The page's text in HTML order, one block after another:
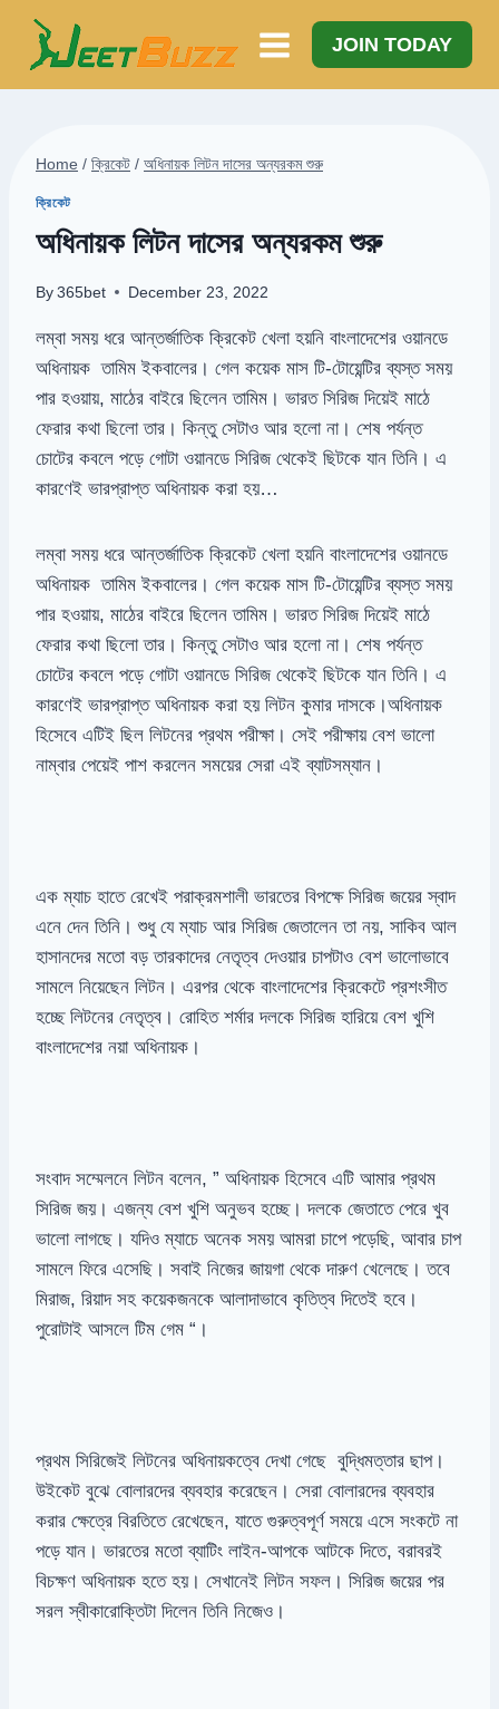
Skip
content
JOIN TODAY
Home / ক্রিকেট / অধিনায়ক লিটন দাসের অন্যরকম শুরু
ক্রিকেট
অধিনায়ক লিটন দাসের অন্যরকম শুরু
By 365bet December 23, 2022
লম্বা সময় ধরে আন্তর্জাতিক ক্রিকেট খেলা হয়নি বাংলাদেশের ওয়ানডে
অধিনায়ক তামিম ইকবালের। গেল কয়েক মাস টি-টোয়েন্টির ব্যস্ত সময়
পার হওয়ায়, মাঠের বাইরে ছিলেন তামিম। ভারত সিরিজ দিয়েই মাঠে
ফেরার কথা ছিলো তার। কিন্তু সেটাও আর হলো না। শেষ পর্যন্ত
চোটের কবলে পড়ে গোটা ওয়ানডে সিরিজ থেকেই ছিটকে যান তিনি। এ
কারণেই ভারপ্রাপ্ত অধিনায়ক করা হয়…
লম্বা সময় ধরে আন্তর্জাতিক ক্রিকেট খেলা হয়নি বাংলাদেশের ওয়ানডে
অধিনায়ক তামিম ইকবালের। গেল কয়েক মাস টি-টোয়েন্টির ব্যস্ত সময়
পার হওয়ায়, মাঠের বাইরে ছিলেন তামিম। ভারত সিরিজ দিয়েই মাঠে
ফেরার কথা ছিলো তার। কিন্তু সেটাও আর হলো না। শেষ পর্যন্ত
চোটের কবলে পড়ে গোটা ওয়ানডে সিরিজ থেকেই ছিটকে যান তিনি। এ
কারণেই ভারপ্রাপ্ত অধিনায়ক করা হয় লিটন কুমার দাসকে।অধিনায়ক
হিসেবে এটিই ছিল লিটনের প্রথম পরীক্ষা। সেই পরীক্ষায় বেশ ভালো
নাম্বার পেয়েই পাশ করলেন সময়ের সেরা এই ব্যাটসম্যান।
এক ম্যাচ হাতে রেখেই পরাক্রমশালী ভারতের বিপক্ষে সিরিজ জয়ের স্বাদ
এনে দেন তিনি। শুধু যে ম্যাচ আর সিরিজ জেতালেন তা নয়, সাকিব আল
হাসানদের মতো বড় তারকাদের নেতৃত্ব দেওয়ার চাপটাও বেশ ভালোভাবে
সামলে নিয়েছেন লিটন। এরপর থেকে বাংলাদেশের ক্রিকেটে প্রশংসীত
হচ্ছে লিটনের নেতৃত্ব। রোহিত শর্মার দলকে সিরিজ হারিয়ে বেশ খুশি
বাংলাদেশের নয়া অধিনায়ক।
সংবাদ সম্মেলনে লিটন বলেন, ” অধিনায়ক হিসেবে এটি আমার প্রথম
সিরিজ জয়। এজন্য বেশ খুশি অনুভব হচ্ছে। দলকে জেতাতে পেরে খুব
ভালো লাগছে। যদিও ম্যাচে অনেক সময় আমরা চাপে পড়েছি, আবার চাপ
সামলে ফিরে এসেছি। সবাই নিজের জায়গা থেকে দারুণ খেলেছে। তবে
মিরাজ, রিয়াদ সহ কয়েকজনকে আলাদাভাবে কৃতিত্ব দিতেই হবে।
পুরোটাই আসলে টিম গেম “।
প্রথম সিরিজেই লিটনের অধিনায়কত্বে দেখা গেছে বুদ্ধিমত্তার ছাপ।
উইকেট বুঝে বোলারদের ব্যবহার করেছেন। সেরা বোলারদের ব্যবহার
করার ক্ষেত্রে বিরতিতে রেখেছেন, যাতে গুরুত্বপূর্ণ সময়ে এসে সংকটে না
পড়ে যান। ভারতের মতো ব্যাটিং লাইন-আপকে আটকে দিতে, বরাবরই
বিচক্ষণ অধিনায়ক হতে হয়। সেখানেই লিটন সফল। সিরিজ জয়ের পর
সরল স্বীকারোক্তিটা দিলেন তিনি নিজেও।